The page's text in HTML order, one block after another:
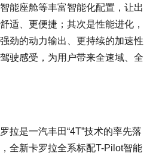
能座舱等丰富智能化配置，让出
适、更便捷；其次是性能进化，
劲的动力输出、更持续的加速性
驶感受，为用户带来全速域、全
拉是一汽丰田“4T”技术的率先落
全新卡罗拉全系标配T-Pilot智能